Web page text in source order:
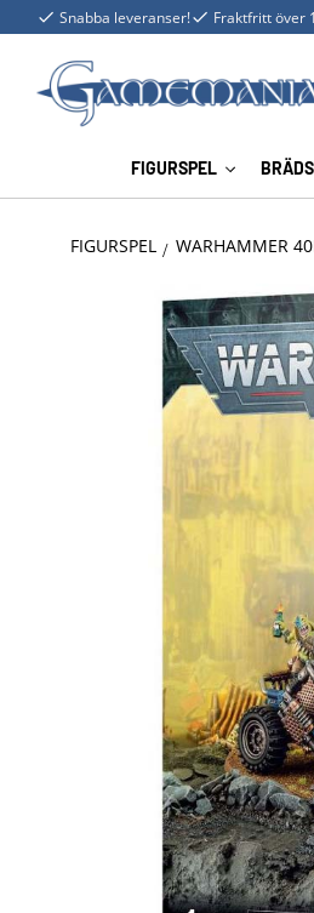
Snabba leveranser! Fraktfritt över
FIGURSPEL
FIGURSPEL WARHAMMER